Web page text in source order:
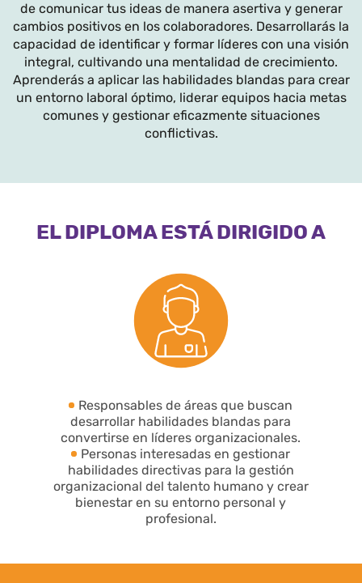
de comunicar tus ideas de manera asertiva y generar
cambios positivos en los colaboradores. Desarrollarás la
capacidad de identificar y formar líderes con una visión
integral, cultivando una mentalidad de crecimiento.
Aprenderás a aplicar las habilidades blandas para crear
un entorno laboral óptimo, liderar equipos hacia metas
comunes y gestionar eficazmente situaciones
conflictivas.
EL DIPLOMA ESTÁ DIRIGIDO A
Responsables de áreas que buscan
desarrollar habilidades blandas para
convertirse en líderes organizacionales.
Personas interesadas en gestionar
habilidades directivas para la gestión
organizacional del talento humano y crear
bienestar en su entorno personal y
profesional.